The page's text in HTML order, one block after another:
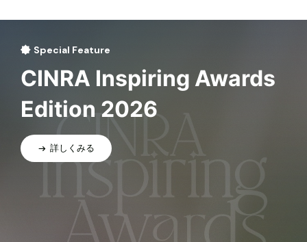
Special Feature
CINRA Inspiring Awards
Edition 2026
詳しくみる